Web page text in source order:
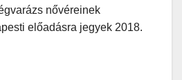
nővéreinek
előadásra jegyek 2018.